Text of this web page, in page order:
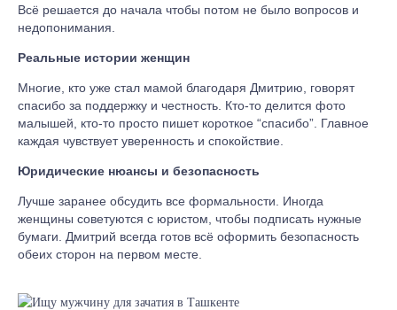
Всё решается до начала чтобы потом не было вопросов и
недопонимания.
Реальные истории женщин
Многие, кто уже стал мамой благодаря Дмитрию, говорят
спасибо за поддержку и честность. Кто-то делится фото
малышей, кто-то просто пишет короткое “спасибо”. Главное
каждая чувствует уверенность и спокойствие.
Юридические нюансы и безопасность
Лучше заранее обсудить все формальности. Иногда
женщины советуются с юристом, чтобы подписать нужные
бумаги. Дмитрий всегда готов всё оформить безопасность
обеих сторон на первом месте.